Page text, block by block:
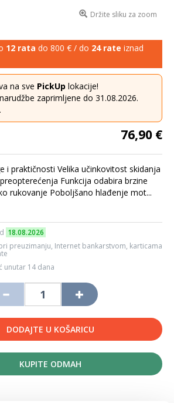
Držite sliku za zoom
12 rata do 800 € / do 24 rate iznad
na sve PickUp lokacije!
zaprimljene do 31.08.2026.
.
76,90 €
i praktičnosti Velika učinkovitost skidanja
Funkcija odabira brzine
rukovanje Poboljšano hlađenje mot...
18.08.2026
preuzimanju, Internet bankarstvom, karticama
unutar 14 dana
DODAJTE U KOŠARICU
KUPITE ODMAH